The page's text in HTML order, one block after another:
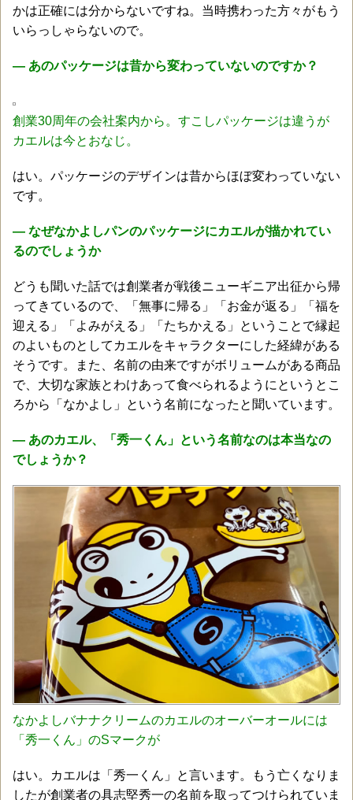
かは正確には分からないですね。当時携わった方々がもう
いらっしゃらないので。
― あのパッケージは昔から変わっていないのですか？
創業30周年の会社案内から。すこしパッケージは違うが
カエルは今とおなじ。
はい。パッケージのデザインは昔からほぼ変わっていない
です。
― なぜなかよしパンのパッケージにカエルが描かれてい
るのでしょうか
どうも聞いた話では創業者が戦後ニューギニア出征から帰
ってきているので、「無事に帰る」「お金が返る」「福を
迎える」「よみがえる」「たちかえる」ということで縁起
のよいものとしてカエルをキャラクターにした経緯がある
そうです。また、名前の由来ですがボリュームがある商品
で、大切な家族とわけあって食べられるようにというとこ
ろから「なかよし」という名前になったと聞いています。
― あのカエル、「秀一くん」という名前なのは本当なの
でしょうか？
なかよしバナナクリームのカエルのオーバーオールには
「秀一くん」のSマークが
はい。カエルは「秀一くん」と言います。もう亡くなりま
したが創業者の具志堅秀一の名前を取ってつけられていま